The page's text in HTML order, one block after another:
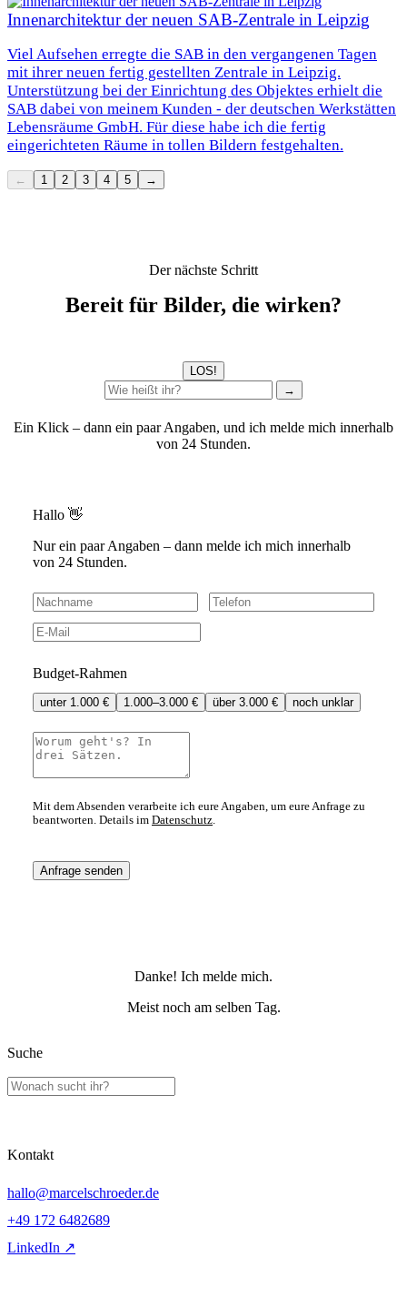
Innenarchitektur der neuen SAB-Zentrale in Leipzig
Viel Aufsehen erregte die SAB in den vergangenen Tagen
mit ihrer neuen fertig gestellten Zentrale in Leipzig.
Unterstützung bei der Einrichtung des Objektes erhielt die
SAB dabei von meinem Kunden - der deutschen Werkstätten
Lebensräume GmbH. Für diese habe ich die fertig
eingerichteten Räume in tollen Bildern festgehalten.
← 1 2 3 4 5 →
Der nächste Schritt
Bereit für Bilder, die wirken?
LOS!
→
Ein Klick – dann ein paar Angaben, und ich melde mich innerhalb
von 24 Stunden.
Hallo 👋
Nur ein paar Angaben – dann melde ich mich innerhalb
von 24 Stunden.
Budget-Rahmen
unter 1.000 € 1.000–3.000 € über 3.000 € noch unklar
Mit dem Absenden verarbeite ich eure Angaben, um eure Anfrage zu
beantworten. Details im Datenschutz.
Anfrage senden
Danke! Ich melde mich.
Meist noch am selben Tag.
Suche
Kontakt
hallo@marcelschroeder.de
+49 172 6482689
LinkedIn ↗